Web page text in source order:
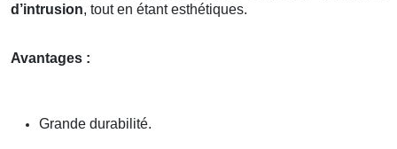
d’intrusion, tout en étant esthétiques.
Avantages :
Grande durabilité.